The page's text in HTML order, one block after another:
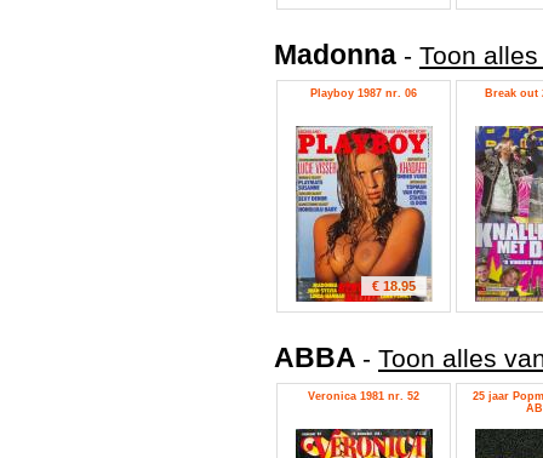
Madonna - Toon
Playboy 1987 nr. 06
€ 18.95
Break out
ABBA - Toon alles
Veronica 1981 nr. 52
25 jaar